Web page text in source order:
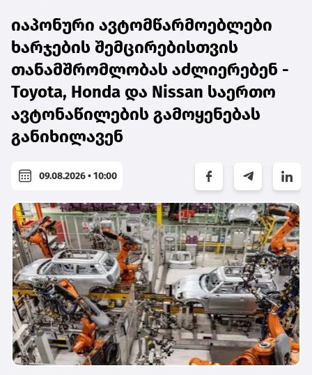
იაპონური ავტომწარმოებლები
ხარჯების შემცირებისთვის
თანამშრომლობას აძლიერებენ -
Toyota, Honda და Nissan საერთო
ავტონაწილების გამოყენებას
განიხილავენ
09.08.2026 • 10:00